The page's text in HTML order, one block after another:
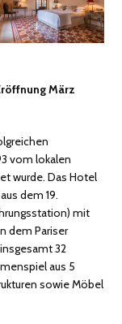
März
vom lokalen
wurde. Das Hotel
dem 19.
mit
dem Pariser
32
aus 5
sowie Möbel